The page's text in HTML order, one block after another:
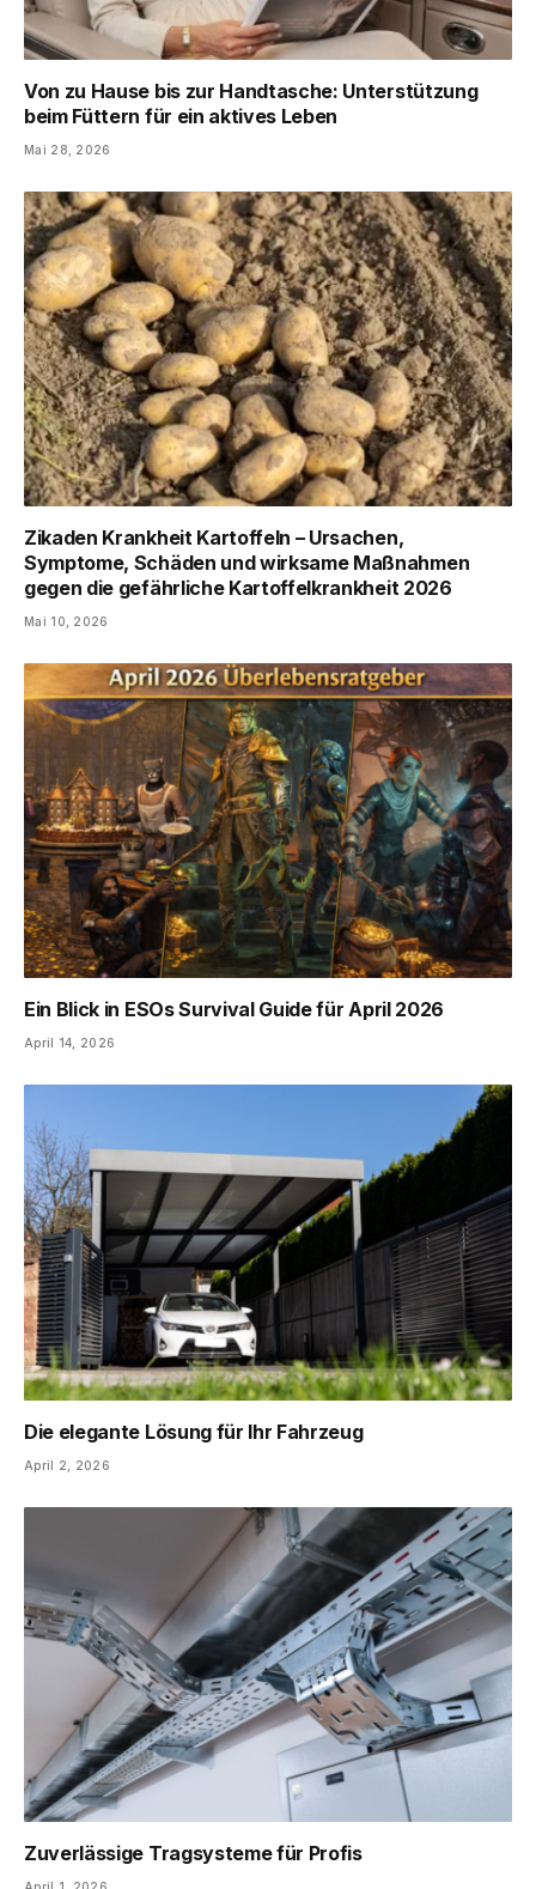
Von zu Hause bis zur Handtasche: Unterstützung
beim Füttern für ein aktives Leben
Mai 28, 2026
Zikaden Krankheit Kartoffeln – Ursachen,
Symptome, Schäden und wirksame Maßnahmen
gegen die gefährliche Kartoffelkrankheit 2026
Mai 10, 2026
Ein Blick in ESOs Survival Guide für April 2026
April 14, 2026
Die elegante Lösung für Ihr Fahrzeug
April 2, 2026
Zuverlässige Tragsysteme für Profis